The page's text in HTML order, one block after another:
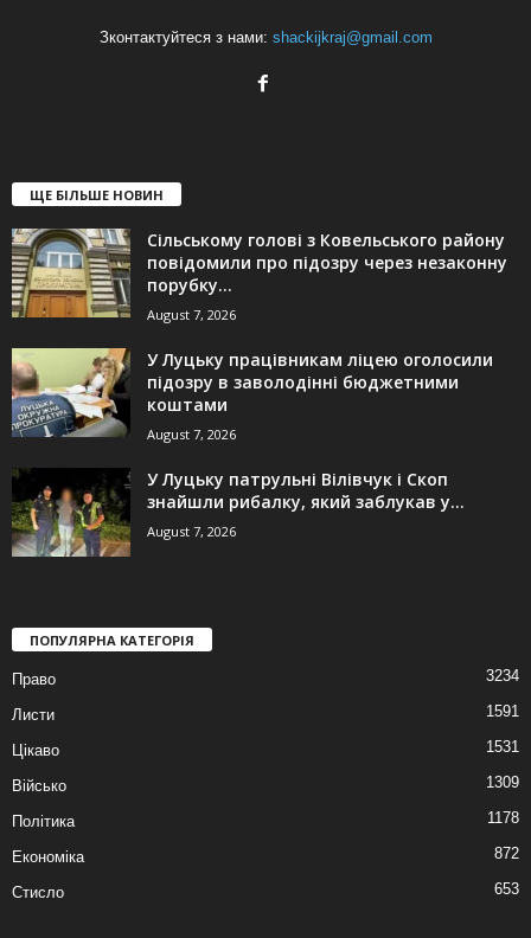
Зконтактуйтеся з нами: shackijkraj@gmail.com
ЩЕ БІЛЬШЕ НОВИН
Сільському голові з Ковельського району
повідомили про підозру через незаконну
порубку...
August 7, 2026
У Луцьку працівникам ліцею оголосили
підозру в заволодінні бюджетними
коштами
August 7, 2026
У Луцьку патрульні Вілівчук і Скоп
знайшли рибалку, який заблукав у...
August 7, 2026
ПОПУЛЯРНА КАТЕГОРІЯ
Право 3234
Листи 1591
Цікаво 1531
Військо 1309
Політика 1178
Економіка 872
Стисло 653